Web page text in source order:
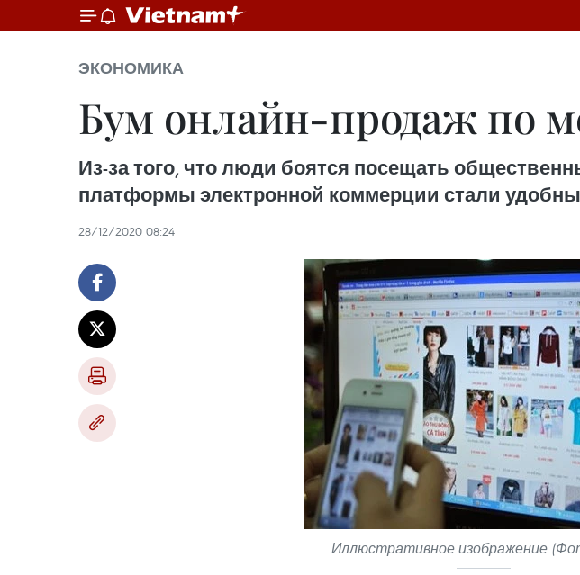
ЭКОНОМИКА
Бум онлайн-продаж по
Из-за того, что люди боятся посещать
платформы электронной коммерции стали
28/12/2020 08:24
Иллюстративное изображение